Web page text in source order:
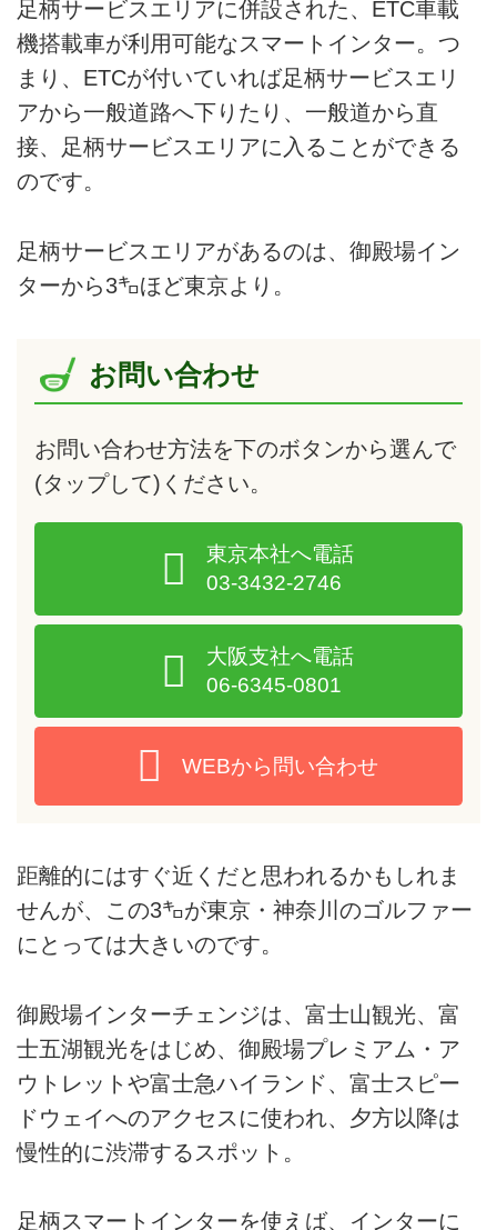
足柄サービスエリアに併設された、ETC車載
機搭載車が利用可能なスマートインター。つ
まり、ETCが付いていれば足柄サービスエリ
アから一般道路へ下りたり、一般道から直
接、足柄サービスエリアに入ることができる
のです。
足柄サービスエリアがあるのは、御殿場イン
ターから3㌔ほど東京より。
お問い合わせ
お問い合わせ方法を下のボタンから選んで
(タップして) ください。
東京本社へ電話
03-3432-2746
大阪支社へ電話
06-6345-0801
WEBから問い合わせ
距離的にはすぐ近くだと思われるかもしれま
せんが、この3㌔が東京・神奈川のゴルファー
にとっては大きいのです。
御殿場インターチェンジは、富士山観光、富
士五湖観光をはじめ、御殿場プレミアム・ア
ウトレットや富士急ハイランド、富士スピー
ドウェイへのアクセスに使われ、夕方以降は
慢性的に渋滞するスポット。
足柄スマートインターを使えば、インターに